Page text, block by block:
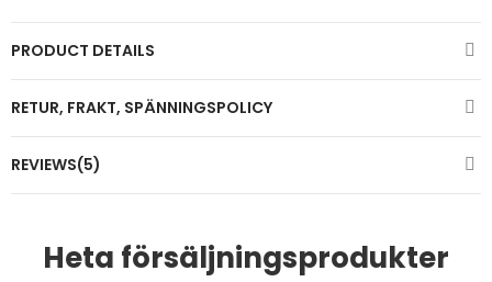
PRODUCT DETAILS
RETUR, FRAKT, SPÄNNINGSPOLICY
REVIEWS(5)
Heta försäljningsprodukter